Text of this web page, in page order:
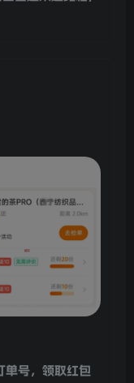
单号，领取红包